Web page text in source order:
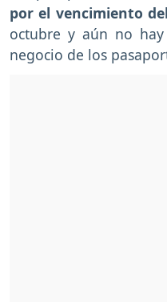
por el vencimiento
octubre y aún no
negocio de los